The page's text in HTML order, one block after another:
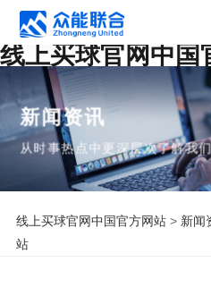
线上买球官网中国
新闻资讯
从时事热点中更深层次了解我
线上买球官网中国官方网站> 新闻
站